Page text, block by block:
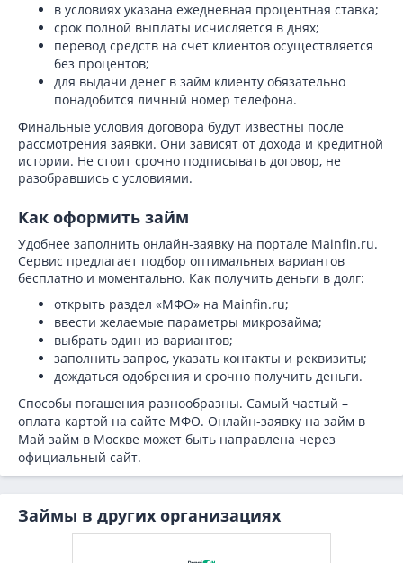
в условиях указана ежедневная процентная ставка;
срок полной выплаты исчисляется в днях;
перевод средств на счет клиентов осуществляется
без процентов;
для выдачи денег в займ клиенту обязательно
понадобится личный номер телефона.
Финальные условия договора будут известны после
рассмотрения заявки. Они зависят от дохода и кредитной
истории. Не стоит срочно подписывать договор, не
разобравшись с условиями.
Как оформить займ
Удобнее заполнить онлайн-заявку на портале Mainfin.ru.
Сервис предлагает подбор оптимальных вариантов
бесплатно и моментально. Как получить деньги в долг:
открыть раздел «МФО» на Mainfin.ru;
ввести желаемые параметры микрозайма;
выбрать один из вариантов;
заполнить запрос, указать контакты и реквизиты;
дождаться одобрения и срочно получить деньги.
Способы погашения разнообразны. Самый частый –
оплата картой на сайте МФО. Онлайн-заявку на займ в
Май займ в Москве может быть направлена через
официальный сайт.
Займы в других организациях